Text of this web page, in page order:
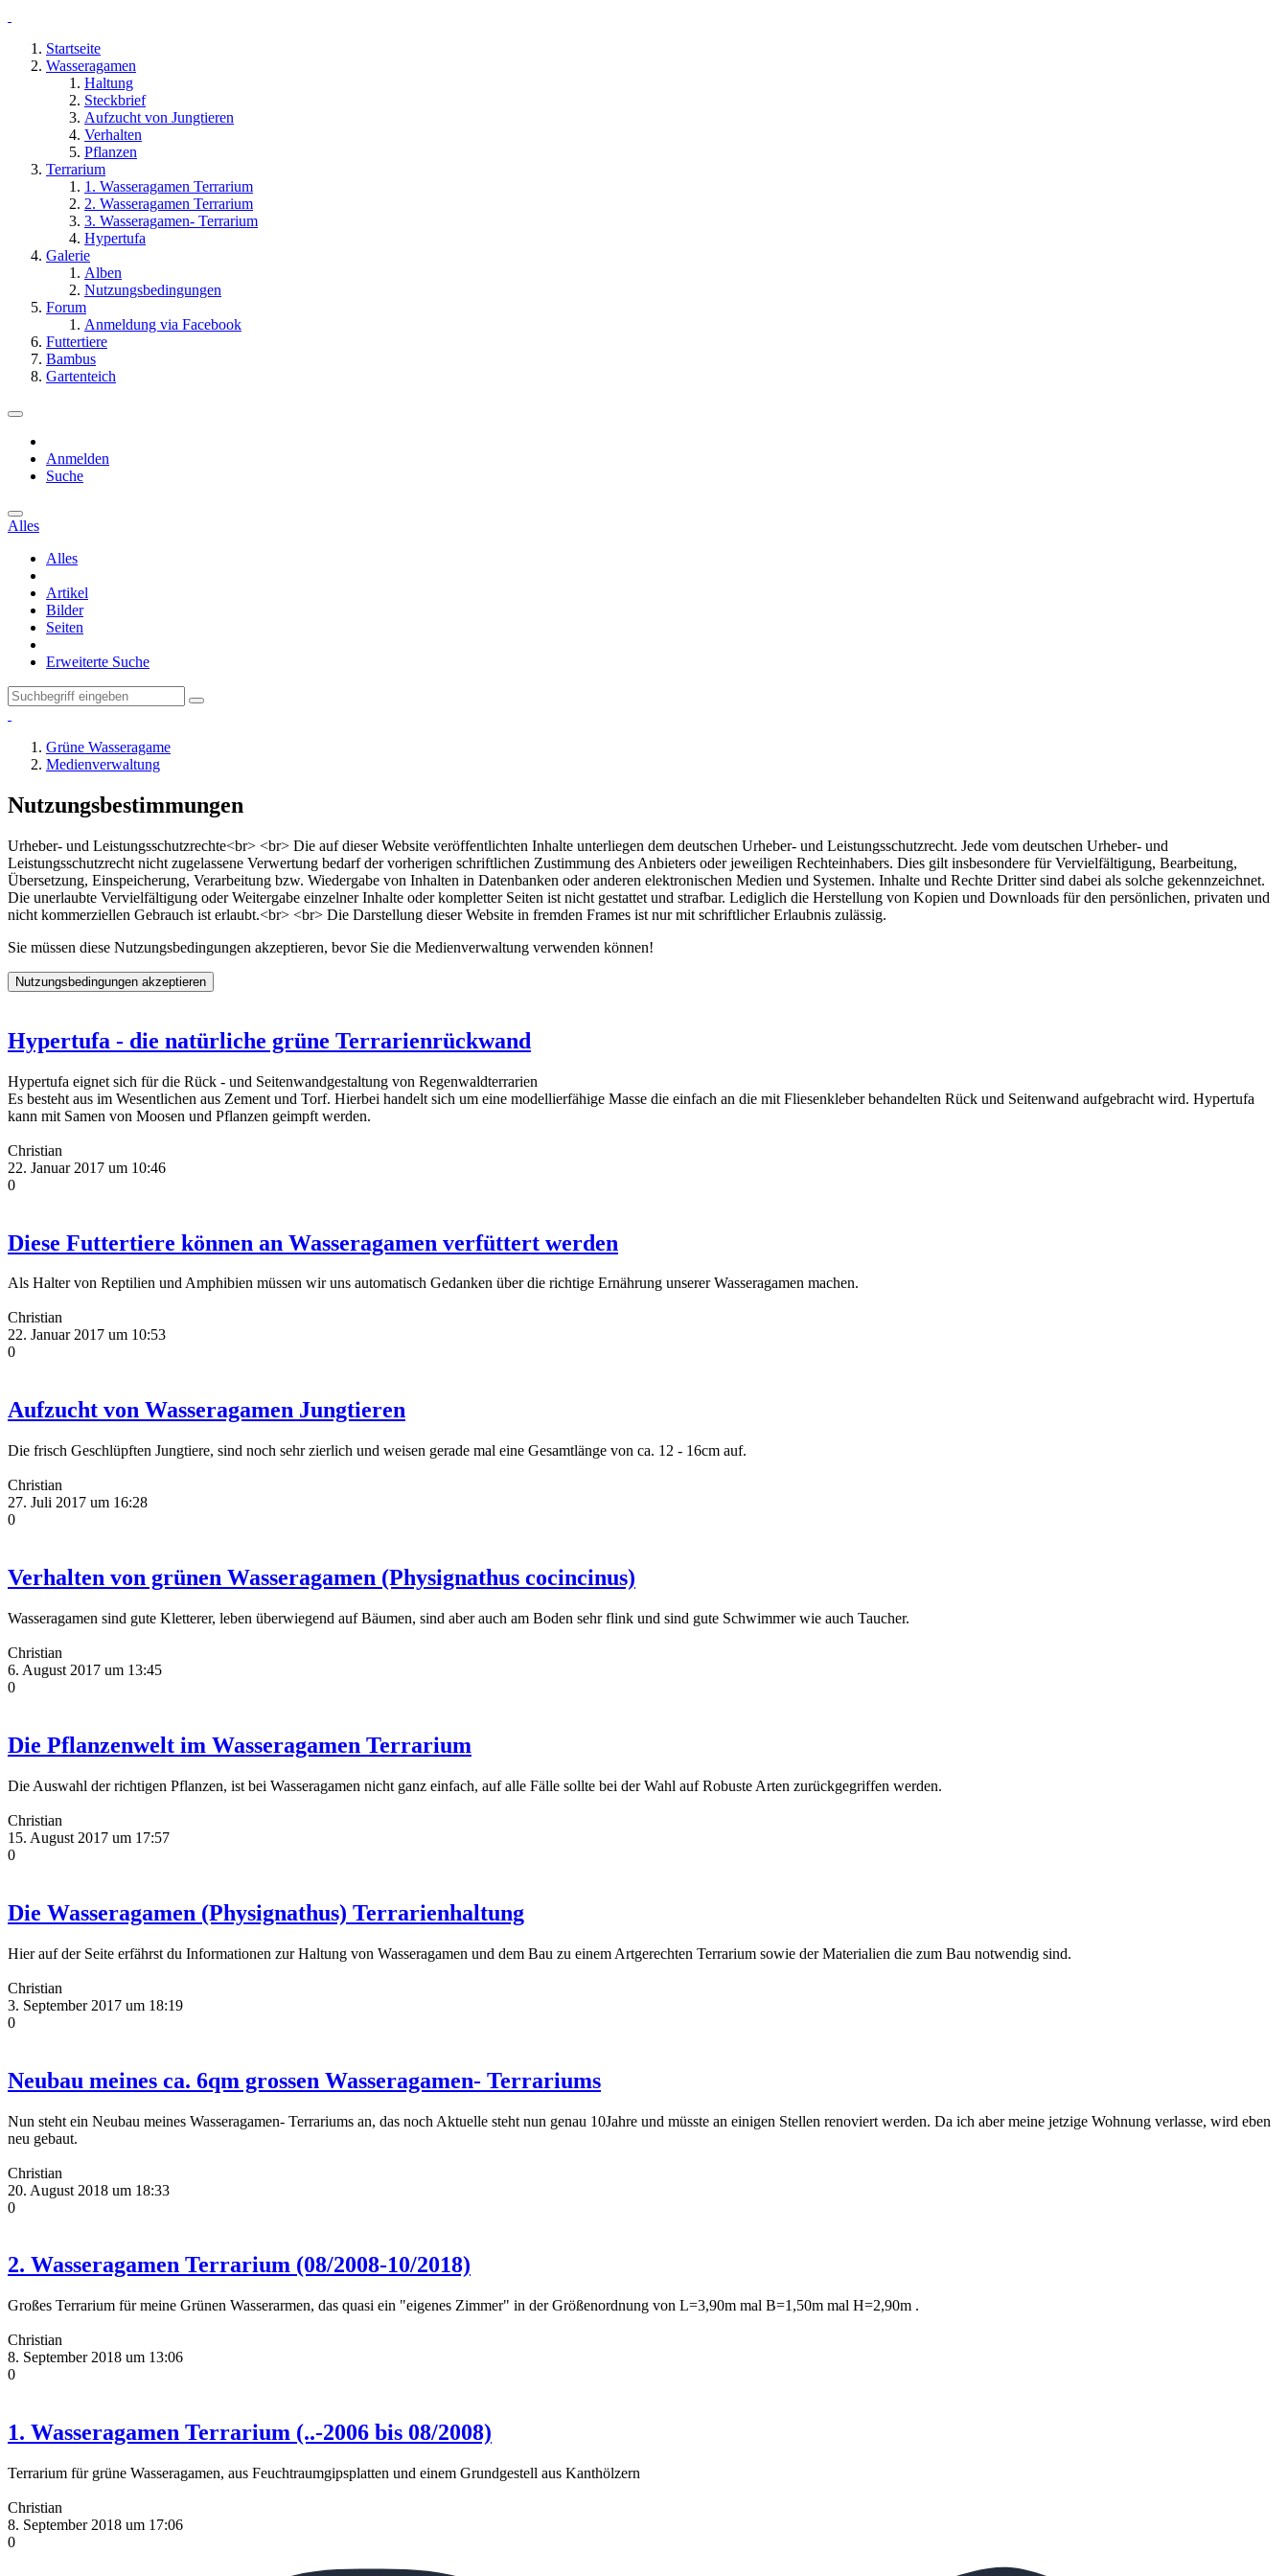
Startseite
Wasseragamen
Haltung
Steckbrief
Aufzucht von Jungtieren
Verhalten
Pflanzen
Terrarium
1. Wasseragamen Terrarium
2. Wasseragamen Terrarium
3. Wasseragamen- Terrarium
Hypertufa
Galerie
Alben
Nutzungsbedingungen
Forum
Anmeldung via Facebook
Futtertiere
Bambus
Gartenteich
Anmelden
Suche
Alles
Alles
Artikel
Bilder
Seiten
Erweiterte Suche
Grüne Wasseragame
Medienverwaltung
Nutzungsbestimmungen
Urheber- und Leistungsschutzrechte<br> <br> Die auf dieser Website veröffentlichten Inhalte unterliegen dem deutschen Urheber- und Leistungsschutzrecht. Jede vom deutschen Urheber- und
Leistungsschutzrecht nicht zugelassene Verwertung bedarf der vorherigen schriftlichen Zustimmung des Anbieters oder jeweiligen Rechteinhabers. Dies gilt insbesondere für Vervielfältigung, Bearbeitung,
Übersetzung, Einspeicherung, Verarbeitung bzw. Wiedergabe von Inhalten in Datenbanken oder anderen elektronischen Medien und Systemen. Inhalte und Rechte Dritter sind dabei als solche gekennzeichnet.
Die unerlaubte Vervielfältigung oder Weitergabe einzelner Inhalte oder kompletter Seiten ist nicht gestattet und strafbar. Lediglich die Herstellung von Kopien und Downloads für den persönlichen, privaten und
nicht kommerziellen Gebrauch ist erlaubt.<br> <br> Die Darstellung dieser Website in fremden Frames ist nur mit schriftlicher Erlaubnis zulässig.
Sie müssen diese Nutzungsbedingungen akzeptieren, bevor Sie die Medienverwaltung verwenden können!
Hypertufa - die natürliche grüne Terrarienrückwand
Hypertufa eignet sich für die Rück - und Seitenwandgestaltung von Regenwaldterrarien
Es besteht aus im Wesentlichen aus Zement und Torf. Hierbei handelt sich um eine modellierfähige Masse die einfach an die mit Fliesenkleber behandelten Rück und Seitenwand aufgebracht wird. Hypertufa
kann mit Samen von Moosen und Pflanzen geimpft werden.
Christian
22. Januar 2017 um 10:46
0
Diese Futtertiere können an Wasseragamen verfüttert werden
Als Halter von Reptilien und Amphibien müssen wir uns automatisch Gedanken über die richtige Ernährung unserer Wasseragamen machen.
Christian
22. Januar 2017 um 10:53
0
Aufzucht von Wasseragamen Jungtieren
Die frisch Geschlüpften Jungtiere, sind noch sehr zierlich und weisen gerade mal eine Gesamtlänge von ca. 12 - 16cm auf.
Christian
27. Juli 2017 um 16:28
0
Verhalten von grünen Wasseragamen (Physignathus cocincinus)
Wasseragamen sind gute Kletterer, leben überwiegend auf Bäumen, sind aber auch am Boden sehr flink und sind gute Schwimmer wie auch Taucher.
Christian
6. August 2017 um 13:45
0
Die Pflanzenwelt im Wasseragamen Terrarium
Die Auswahl der richtigen Pflanzen, ist bei Wasseragamen nicht ganz einfach, auf alle Fälle sollte bei der Wahl auf Robuste Arten zurückgegriffen werden.
Christian
15. August 2017 um 17:57
0
Die Wasseragamen (Physignathus) Terrarienhaltung
Hier auf der Seite erfährst du Informationen zur Haltung von Wasseragamen und dem Bau zu einem Artgerechten Terrarium sowie der Materialien die zum Bau notwendig sind.
Christian
3. September 2017 um 18:19
0
Neubau meines ca. 6qm grossen Wasseragamen- Terrariums
Nun steht ein Neubau meines Wasseragamen- Terrariums an, das noch Aktuelle steht nun genau 10Jahre und müsste an einigen Stellen renoviert werden. Da ich aber meine jetzige Wohnung verlasse, wird eben
neu gebaut.
Christian
20. August 2018 um 18:33
0
2. Wasseragamen Terrarium (08/2008-10/2018)
Großes Terrarium für meine Grünen Wasserarmen, das quasi ein "eigenes Zimmer" in der Größenordnung von L=3,90m mal B=1,50m mal H=2,90m .
Christian
8. September 2018 um 13:06
0
1. Wasseragamen Terrarium (..-2006 bis 08/2008)
Terrarium für grüne Wasseragamen, aus Feuchtraumgipsplatten und einem Grundgestell aus Kanthölzern
Christian
8. September 2018 um 17:06
0